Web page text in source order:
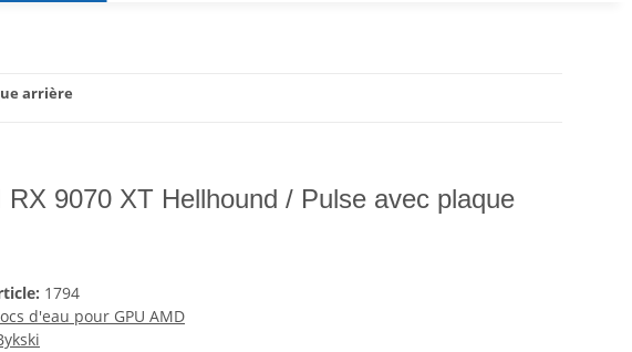
arrière
RX 9070 XT Hellhound / Pulse avec plaque
1794
d'eau pour GPU AMD